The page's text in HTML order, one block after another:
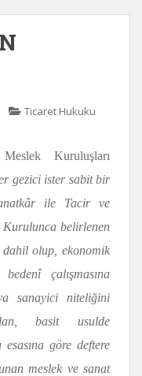
Ticaret Hukuku
Kuruluşları
gezici ister sabit bir
ile Tacir ve
belirlenen
dahil olup, ekonomik
çalışmasına
sanayici niteliğini
basit usulde
göre deftere
meslek ve sanat